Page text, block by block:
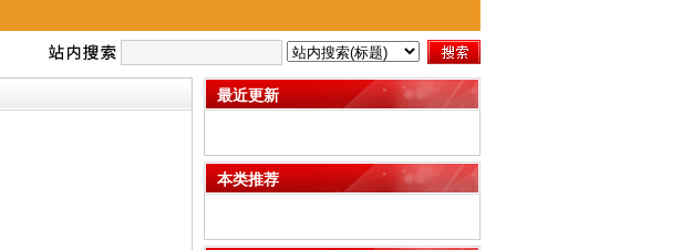
最近更新
本类推荐